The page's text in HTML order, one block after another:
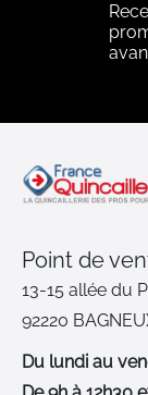
Point de
13-15 allée du
92220
Du lundi au